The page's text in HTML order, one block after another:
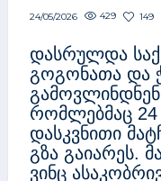
24/05/2026 429 149
დასრულდა
გოგონათა და
რომლებმაც 24
დასკვნითი
გზა გაიარეს.
ვინც